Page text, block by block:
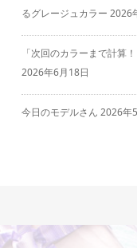
るグレージュカラー 2026
「次回のカラーまで計算
2026年6月18日
今日のモデルさん 2026年